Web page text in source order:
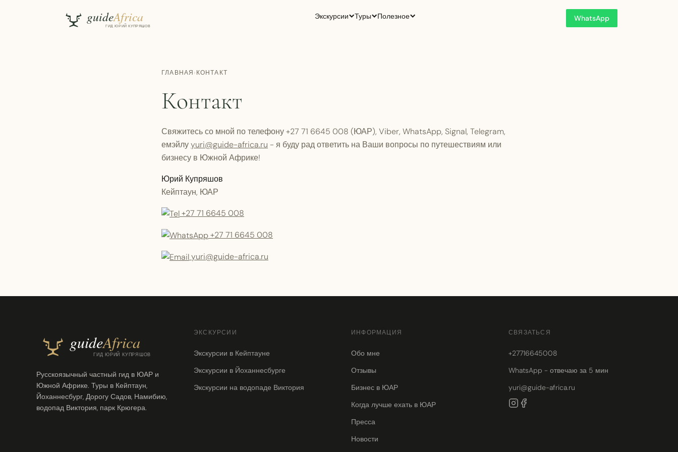
Экскурсии Туры Полезное WhatsApp
ГЛАВНАЯ›КОНТАКТ
Контакт
Свяжитесь со мной по телефону +27 71 6645 008 (ЮАР), Viber, WhatsApp, Signal, Telegram,
емэйлуyuri@guide-africa.ru - я буду рад ответить на Ваши вопросы по путешествиям или
бизнесу в Южной Африке!
Юрий Купряшов
Кейптаун, ЮАР
+27 71 6645 008
+27 71 6645 008
yuri@guide-africa.ru
Русскоязычный частный гид в ЮАР и
Южной Африке. Туры в Кейптаун,
Йоханнесбург, Дорогу Садов, Намибию,
водопад Виктория, парк Крюгера.
ЭКСКУРСИИ
Экскурсии в Кейптауне
Экскурсии в Йоханнесбурге
Экскурсии на водопаде Виктория
ИНФОРМАЦИЯ
Обо мне
Отзывы
Бизнес в ЮАР
Когда лучше ехать в ЮАР
Пресса
Новости
СВЯЗАТЬСЯ
+27716645008
WhatsApp - отвечаю за 5 мин
yuri@guide-africa.ru